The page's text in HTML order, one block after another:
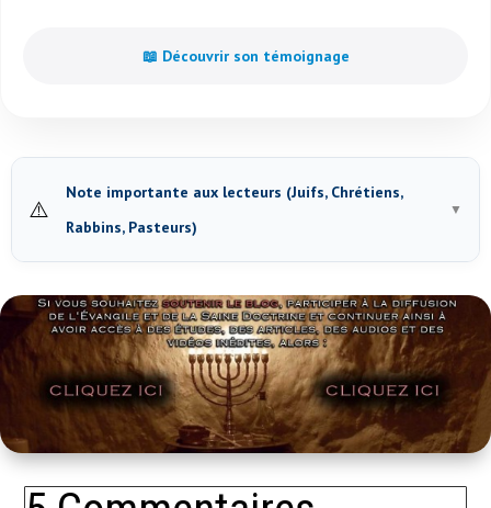
📖 Découvrir son témoignage
⚠️
Note importante aux lecteurs (Juifs, Chrétiens,
Rabbins, Pasteurs)
▼